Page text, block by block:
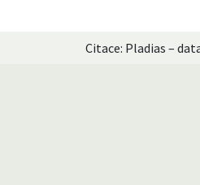
Citace: Pladias –